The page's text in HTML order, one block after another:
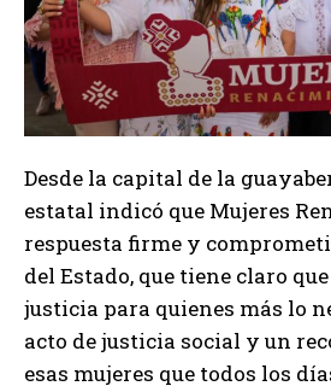
Desde la capital de la
estatal indicó que Mujeres
respuesta firme y
del Estado, que tiene claro
justicia para quienes más lo
acto de justicia social y un
esas mujeres que todos los